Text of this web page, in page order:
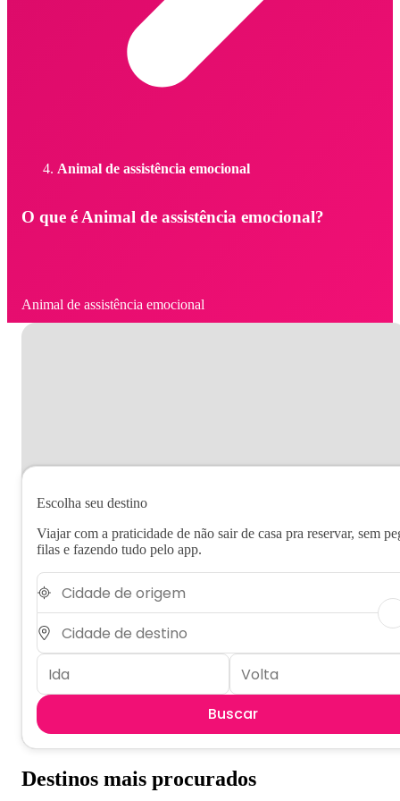
Animal de assistência emocional
O que é Animal de assistência emocional?
Animal de assistência emocional
Escolha seu destino
Viajar com a praticidade de não sair de casa pra reservar, sem
filas e fazendo tudo pelo app.
Buscar
Destinos mais procurados